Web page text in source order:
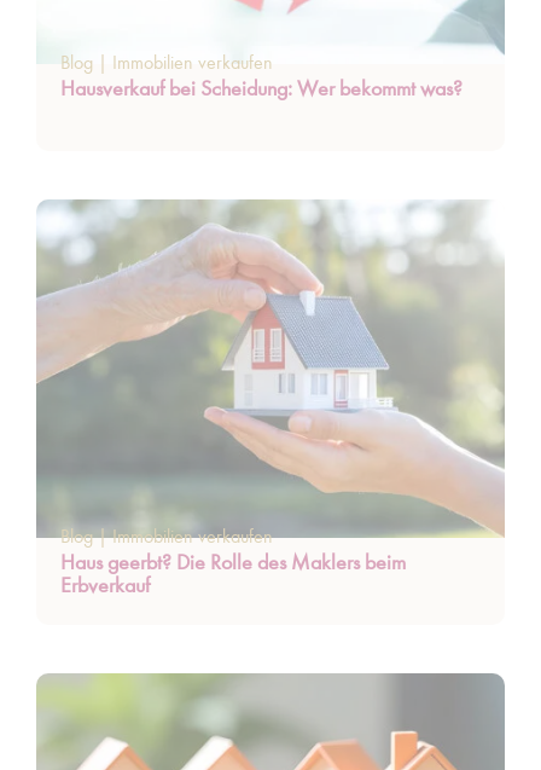
Blog Immobilien verkaufen
Hausverkauf bei Scheidung: Wer bekommt was?
Blog| Immobilien verkaufen
Haus geerbt? Die Rolle des Maklers beim
Erbverkauf